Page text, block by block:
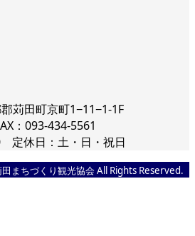
苅田町京町1−11−1-1F
：093-434-5561
定休日：土・日・祝日
まちづくり観光協会 All Rights Reserved.